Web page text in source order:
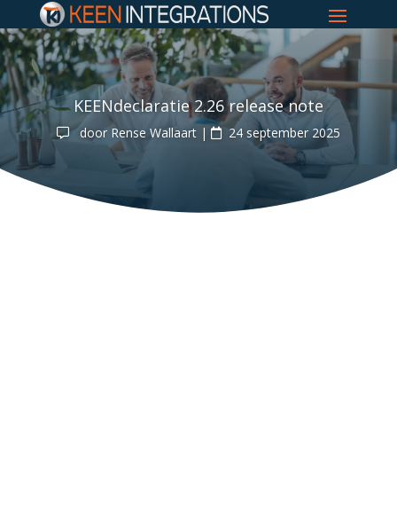
KEENdeclaratie 2.26 release note
door Rense Wallaart| 24 september 2025